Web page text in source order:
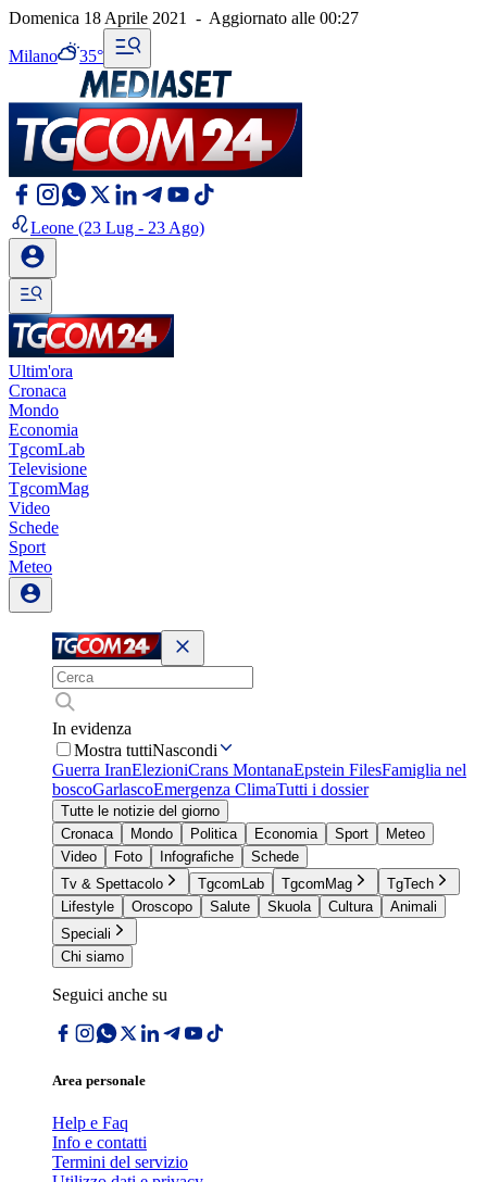
Domenica 18 Aprile 2021 - Aggiornato alle 00:27
Milano 35°
Leone (23 Lug - 23 Ago)
Ultim'ora
Cronaca
Mondo
Economia
TgcomLab
Televisione
TgcomMag
Video
Schede
Sport
Meteo
In evidenza
Mostra tuttiNascondi
Guerra IranElezioniCrans MontanaEpstein FilesFamiglia nel
boscoGarlascoEmergenza ClimaTutti i dossier
Tutte le notizie del giorno
Cronaca
Mondo Politica Economia Sport
Meteo
Video
Foto Infografiche
Schede
Tv & Spettacolo
TgcomLab TgcomMag
TgTech
Lifestyle
Oroscopo Salute Skuola Cultura
Animali
Speciali
Chi siamo
Seguici anche su
Area personale
Help e Faq
Info e contatti
Termini del servizio